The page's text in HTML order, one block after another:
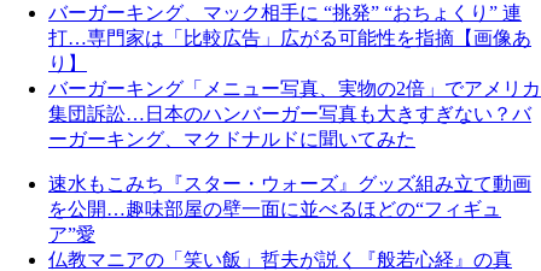
バーガーキング、マック相手に “挑発” “おちょくり” 連
打…専門家は「比較広告」広がる可能性を指摘【画像あ
り】
バーガーキング「メニュー写真、実物の2倍」でアメリカ
集団訴訟…日本のハンバーガー写真も大きすぎない？バ
ーガーキング、マクドナルドに聞いてみた
速水もこみち『スター・ウォーズ』グッズ組み立て動画
を公開…趣味部屋の壁一面に並べるほどの“フィギュ
ア”愛
仏教マニアの「笑い飯」哲夫が説く『般若心経』の真